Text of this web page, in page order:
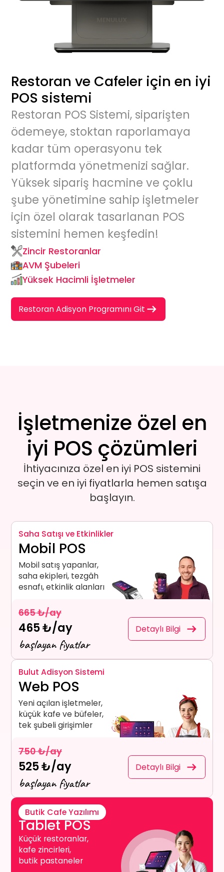
Restoran ve Cafeler için en iyi
POS sistemi
Restoran POS Sistemi, siparişten
ödemeye, stoktan raporlamaya
kadar tüm operasyonu tek
platformda yönetmenizi sağlar.
Yüksek sipariş hacmine ve çoklu
şube yönetimine sahip işletmeler
için özel olarak tasarlanan POS
sistemini hemen keşfedin!
Zincir Restoranlar
AVM Şubeleri
Yüksek Hacimli İşletmeler
Restoran Adisyon Programını Git
İşletmenize özel en
iyi POS çözümleri
İhtiyacınıza özel en iyi POS sistemini
seçin ve en iyi fiyatlarla hemen satışa
başlayın.
Saha Satışı ve Etkinlikler
Mobil POS
Mobil satış yapanlar,
saha ekipleri, tezgâh
esnafı, etkinlik alanları
665 ₺/ay
465 ₺/ay
başlayan fiyatlar
Detaylı Bilgi
Bulut Adisyon Sistemi
Web POS
Yeni açılan işletmeler,
küçük kafe ve büfeler,
tek şubeli girişimler
750 ₺/ay
525 ₺/ay
başlayan fiyatlar
Detaylı Bilgi
Butik Cafe Yazılımı
Tablet POS
Küçük restoranlar,
kafe zincirleri,
butik pastaneler